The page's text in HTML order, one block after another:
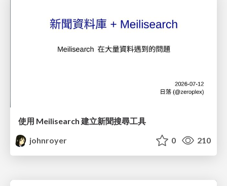
使用 Meilisearch 建立新聞搜尋工具
johnroyer
0 210